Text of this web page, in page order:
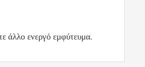
άλλο ενεργό εμφύτευμα.